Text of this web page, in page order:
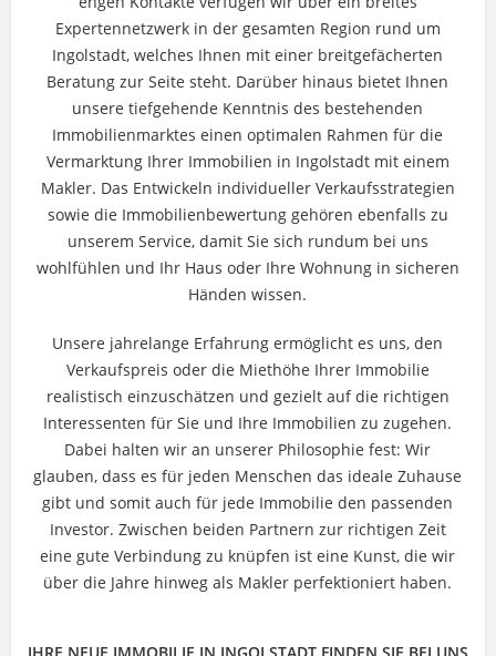
Expertennetzwerk in der gesamten Region rund um
Ingolstadt, welches Ihnen mit einer breitgefächerten
Beratung zur Seite steht. Darüber hinaus bietet Ihnen
unsere tiefgehende Kenntnis des bestehenden
Immobilienmarktes einen optimalen Rahmen für die
Vermarktung Ihrer Immobilien in Ingolstadt mit einem
Makler. Das Entwickeln individueller Verkaufsstrategien
sowie die Immobilienbewertung gehören ebenfalls zu
unserem Service, damit Sie sich rundum bei uns
wohlfühlen und Ihr Haus oder Ihre Wohnung in sicheren
Händen wissen.
Unsere jahrelange Erfahrung ermöglicht es uns, den
Verkaufspreis oder die Miethöhe Ihrer Immobilie
realistisch einzuschätzen und gezielt auf die richtigen
Interessenten für Sie und Ihre Immobilien zu zugehen.
Dabei halten wir an unserer Philosophie fest: Wir
glauben, dass es für jeden Menschen das ideale Zuhause
gibt und somit auch für jede Immobilie den passenden
Investor. Zwischen beiden Partnern zur richtigen Zeit
eine gute Verbindung zu knüpfen ist eine Kunst, die wir
über die Jahre hinweg als Makler perfektioniert haben.